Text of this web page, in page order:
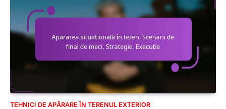
TEHNICI DE APĂRARE ÎN TERENUL EXTERIOR